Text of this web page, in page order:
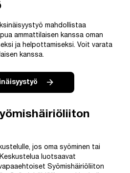
mahdollistaa
ammattilaisen kanssa oman
ja helpottamiseksi. Voit varata
kanssa.
jos oma syöminen tai
luotsaavat
Syömishäiriöliiton